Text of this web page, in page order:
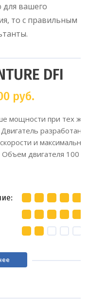
вашего
то с правильным
DFI
руб.
мощности при тех же
разработан
и
двигателя 100